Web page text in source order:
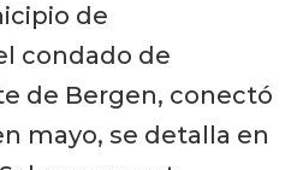
de
condado de
de Bergen, conectó
mayo, se detalla en